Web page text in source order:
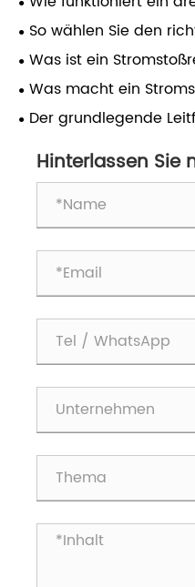
Schienenzählerkasten?
So wählen Sie den
Schienenzählerkasten
Stromverteilung aus
Was ist ein
warum ist es für
unerlässlich?
Was macht ein
im modernen
Der grundlegende
Hinterlassen Sie